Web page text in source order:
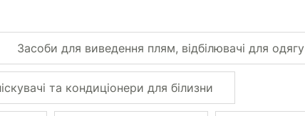
Засоби для виведення плям, відбілювачі для одягу
та кондиціонери для білизни